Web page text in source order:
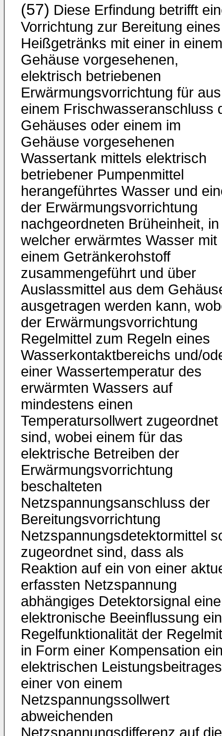
(57) Diese Erfindung betrifft
Vorrichtung zur Bereitung eines
Heißgetränks mit einer in einem
Gehäuse vorgesehenen,
elektrisch betriebenen
Erwärmungsvorrichtung für aus
einem Frischwasseranschluss
Gehäuses oder einem im
Gehäuse vorgesehenen
Wassertank mittels elektrisch
betriebener Pumpenmittel
herangeführtes Wasser und
der Erwärmungsvorrichtung
nachgeordneten Brüheinheit, in
welcher erwärmtes Wasser mit
einem Getränkerohstoff
zusammengeführt und über
Auslassmittel aus dem
ausgetragen werden kann,
der Erwärmungsvorrichtung
Regelmittel zum Regeln eines
Wasserkontaktbereichs und/
einer Wassertemperatur des
erwärmten Wassers auf
mindestens einen
Temperatursollwert zugeordnet
sind, wobei einem für das
elektrische Betreiben der
Erwärmungsvorrichtung
beschalteten
Netzspannungsanschluss der
Bereitungsvorrichtung
Netzspannungsdetektormittel
zugeordnet sind, dass als
Reaktion auf ein von einer
erfassten Netzspannung
abhängiges Detektorsignal eine
elektronische Beeinflussung
Regelfunktionalität der
in Form einer Kompensation
elektrischen Leistungsbeitrages
einer von einem
Netzspannungssollwert
abweichenden
Netzspannungsdifferenz auf die